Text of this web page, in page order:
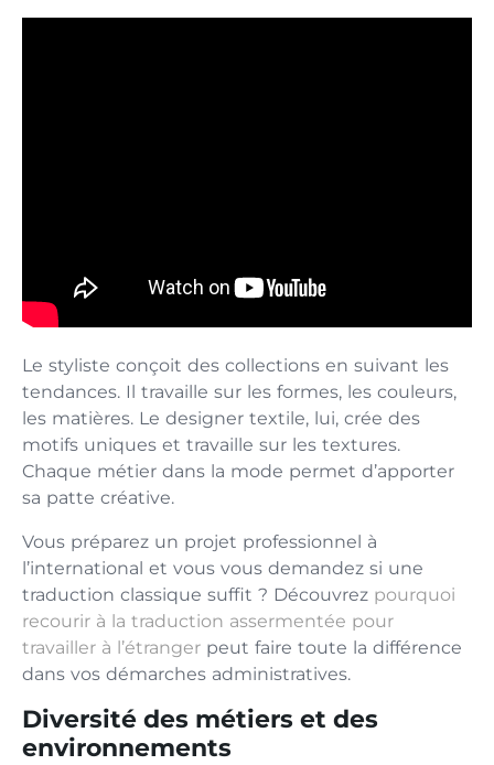
Le styliste conçoit des collections en suivant les
tendances. Il travaille sur les formes, les couleurs,
les matières. Le designer textile, lui, crée des
motifs uniques et travaille sur les textures.
Chaque métier dans la mode permet d’apporter
sa patte créative.
Vous préparez un projet professionnel à
l’international et vous vous demandez si une
traduction classique suffit ? Découvrez pourquoi
recourir à la traduction assermentée pour
travailler à l’étranger peut faire toute la différence
dans vos démarches administratives.
Diversité des métiers et des
environnements